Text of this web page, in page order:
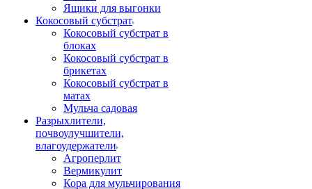
Ящики для выгонки
Кокосовый субстрат
Кокосовый субстрат в
блоках
Кокосовый субстрат в
брикетах
Кокосовый субстрат в
матах
Мульча садовая
Разрыхлители,
почвоулучшители,
влагоудержатели
Агроперлит
Вермикулит
Кора для мульчирования